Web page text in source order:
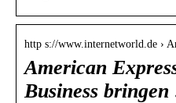
http s://www.internetworld.de ›
American
Business